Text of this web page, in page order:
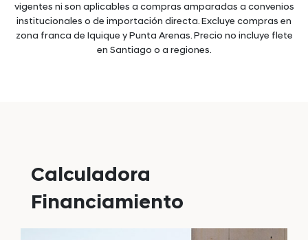
vigentes ni son aplicables a compras amparadas a convenios
institucionales o de importación directa. Excluye compras en
zona franca de Iquique y Punta Arenas. Precio no incluye flete
en Santiago o a regiones.
Calculadora
Financiamiento